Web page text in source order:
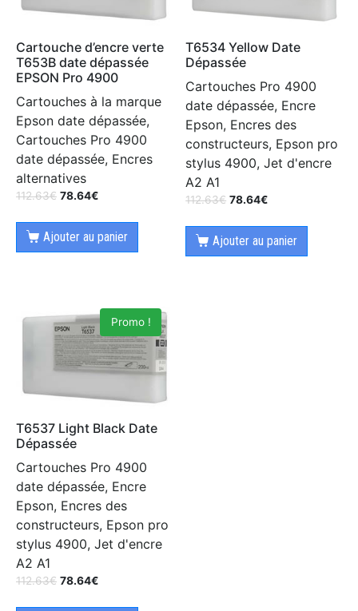
Cartouche d’encre verte
T653B date dépassée
EPSON Pro 4900
Cartouches à la marque
Epson date dépassée,
Cartouches Pro 4900
date dépassée, Encres
alternatives
112.63€ 78.64€
Ajouter au panier
T6534 Yellow Date
Dépassée
Cartouches Pro 4900
date dépassée, Encre
Epson, Encres des
constructeurs, Epson pro
stylus 4900, Jet d'encre
A2 A1
112.63€ 78.64€
Ajouter au panier
Promo !
T6537 Light Black Date
Dépassée
Cartouches Pro 4900
date dépassée, Encre
Epson, Encres des
constructeurs, Epson pro
stylus 4900, Jet d'encre
A2 A1
112.63€ 78.64€